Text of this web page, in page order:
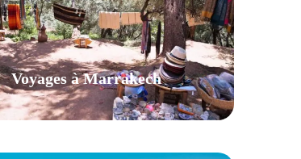
Voyages à Marrakech